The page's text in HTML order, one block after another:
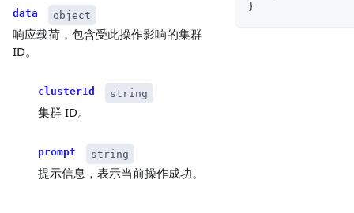
data object
响应载荷，包含受此操作影响的集群
ID。
clusterId string
集群 ID。
prompt string
提示信息，表示当前操作成功。
}